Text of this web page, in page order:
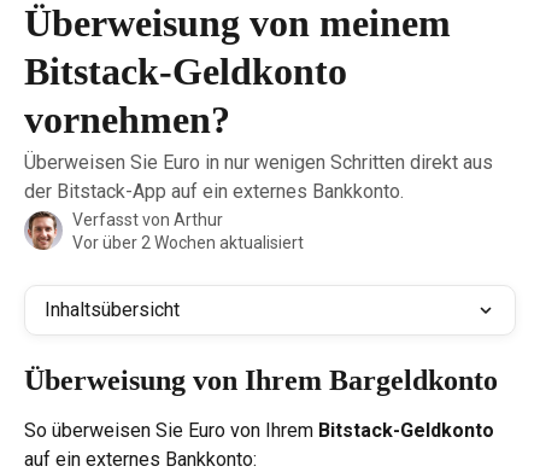
Überweisung von meinem
Bitstack-Geldkonto
vornehmen?
Überweisen Sie Euro in nur wenigen Schritten direkt aus
der Bitstack-App auf ein externes Bankkonto.
Verfasst von Arthur
Vor über 2 Wochen aktualisiert
Inhaltsübersicht
Überweisung von Ihrem Bargeldkonto
So überweisen Sie Euro von Ihrem Bitstack-Geldkonto
auf ein externes Bankkonto: